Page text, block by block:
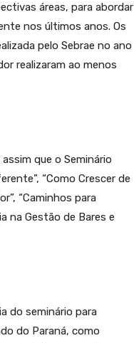
áreas, para abordar
nos últimos anos. Os
pelo Sebrae no ano
realizaram ao menos
que o Seminário
“Como Crescer de
“Caminhos para
na Gestão de Bares e
do seminário para
do Paraná, como